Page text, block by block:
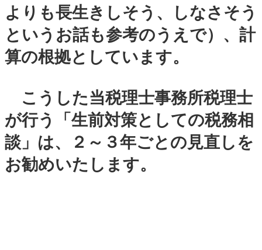
よりも長生きしそう、しなさそう
というお話も参考のうえで）、計
算の根拠としています。
こうした当税理士事務所税理士
が行う「生前対策としての税務相
談」は、２～３年ごとの見直しを
お勧めいたします。